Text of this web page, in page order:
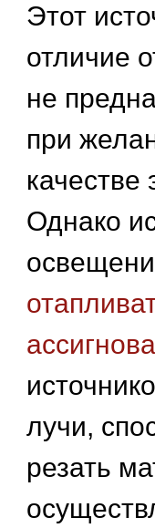
Этот
отличие
не
при
качестве
Однако
лучи,
резать